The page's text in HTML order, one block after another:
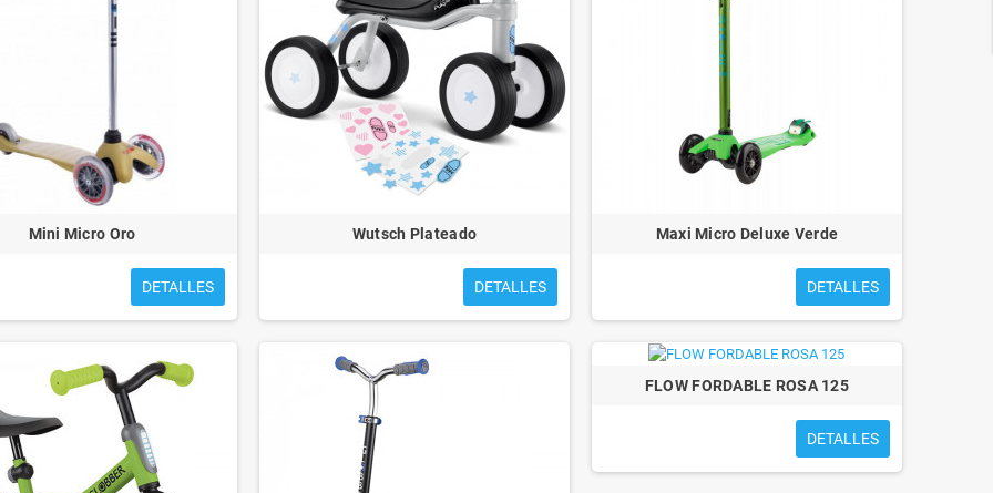
Mini Micro Oro
DETALLES
Wutsch Plateado
DETALLES
Maxi Micro Deluxe Verde
DETALLES
FLOW FORDABLE ROSA 125
DETALLES